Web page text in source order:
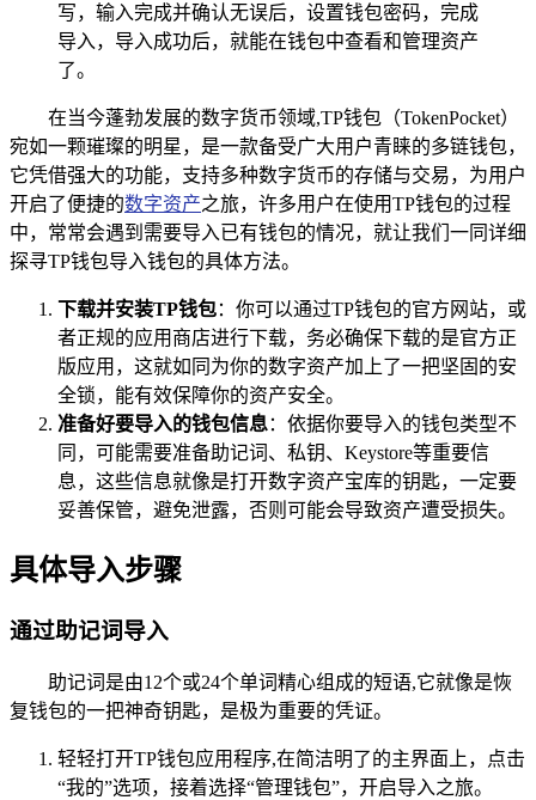
写，输入完成并确认无误后，设置钱包密码，完成
导入，导入成功后，就能在钱包中查看和管理资产
了。
在当今蓬勃发展的数字货币领域,TP钱包（TokenPocket）
宛如一颗璀璨的明星，是一款备受广大用户青睐的多链钱包，
它凭借强大的功能，支持多种数字货币的存储与交易，为用户
开启了便捷的数字资产之旅，许多用户在使用TP钱包的过程
中，常常会遇到需要导入已有钱包的情况，就让我们一同详细
探寻TP钱包导入钱包的具体方法。
下载并安装TP钱包：你可以通过TP钱包的官方网站，或
者正规的应用商店进行下载，务必确保下载的是官方正
版应用，这就如同为你的数字资产加上了一把坚固的安
全锁，能有效保障你的资产安全。
准备好要导入的钱包信息：依据你要导入的钱包类型不
同，可能需要准备助记词、私钥、Keystore等重要信
息，这些信息就像是打开数字资产宝库的钥匙，一定要
妥善保管，避免泄露，否则可能会导致资产遭受损失。
具体导入步骤
通过助记词导入
助记词是由12个或24个单词精心组成的短语,它就像是恢
复钱包的一把神奇钥匙，是极为重要的凭证。
轻轻打开TP钱包应用程序,在简洁明了的主界面上，点击
“我的”选项，接着选择“管理钱包”，开启导入之旅。